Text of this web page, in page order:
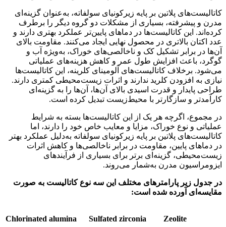
کاتالیست‌های پلاتین بر پایه زیرکونیای سولفاته، به‌عنوان گزینه‌ای
مدرن و پیشرفته، بسیاری از مشکلات دو گروه دیگر را برطرف
کرده‌اند. این کاتالیست‌ها در دماهای پایین‌تر عملکرد بهتری دارند و
عدد اکتان بالاتری در محصول نهایی ایجاد می‌کنند. مقاومت بالای
آن‌ها در برابر تشکیل کک و ناخالصی‌های خوراک، به‌ویژه آب و
گوگرد، باعث افزایش طول عمر و کاهش هزینه‌های عملیاتی
می‌شود. برخلاف کاتالیست‌های آلومینای کلرینه، این کاتالیست‌ها
نیازی به افزودن کلرید ندارند و اثرات زیست‌محیطی کمتری دارند.
طراحی پایدار و قدرت اسیدی بالای آن‌ها، آن‌ها را به گزینه‌ای
کارآمدتر و سازگارتر با محیط‌زیست تبدیل کرده است.
در مجموع، اگرچه هر یک از این کاتالیست‌ها بسته به شرایط
عملیاتی و نوع خوراک، مزایا و معایب خاص خود را دارند، اما
کاتالیست‌های پلاتین بر پایه زیرکونیای سولفاته به‌دلیل عملکرد بهتر
در دماهای پایین، مقاومت در برابر ناخالصی‌ها و کاهش اثرات
زیست‌محیطی، گزینه‌ای برتر برای بسیاری از فرآیندهای
ایزومراسیون مدرن به‌شمار می‌روند.
در جدول زیر پارامترهای مختلف این سه نوع کاتالیست به صورت
مقایسه‌ای آورده شده است:
Zeolite
Sulfated zirconia
Chlorinated alumina